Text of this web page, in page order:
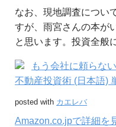
なお、現地調査につい
すが、雨宮さんの本が
と思います。投資全般
もう会社に頼らな
不動産投資術 (日本語)
posted with カエレバ
Amazon.co.jpで詳細を